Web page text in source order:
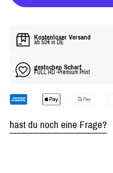
R
Kostenloser Versand
ab 50€ in DE
gestochen Scharf
FULL HD -Premium Print
hast du noch eine Frage?